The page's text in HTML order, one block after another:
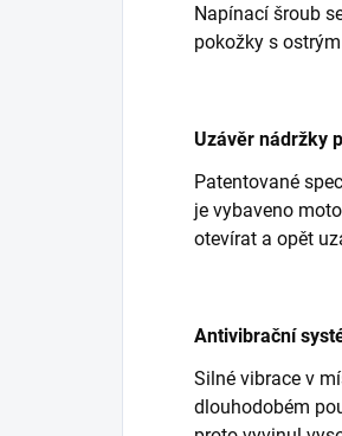
Napínací šroub
pokožky s
Uzávěr nádržky
Patentované
je vybaveno
otevírat a opět
Antivibrační
Silné vibrace v
dlouhodobém